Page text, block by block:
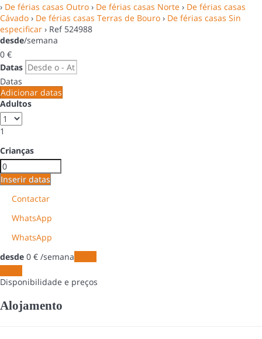
› De férias casas Outro › De férias casas Norte › De férias casas
Cávado › De férias casas Terras de Bouro › De férias casas Sin
especificar › Ref 524988
desde/semana
0 €
Datas
Datas
Adicionar datas
Adultos
1
Crianças
Inserir datas
Contactar
WhatsApp
WhatsApp
desde 0 € /semana
Disponibilidade e preços
Alojamento